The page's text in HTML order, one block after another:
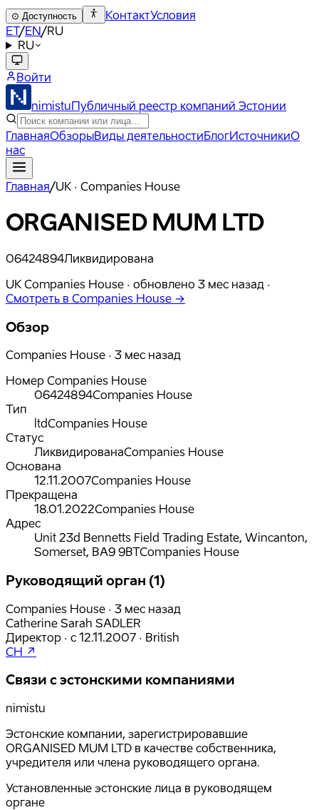
⊙ Доступность КонтактУсловия
ET/EN/RU
RU
Войти
nimistuПубличный реестр компаний Эстонии
ГлавнаяОбзорыВиды деятельностиБлогИсточникиО
нас
Главная/UK · Companies House
ORGANISED MUM LTD
06424894Ликвидирована
UK Companies House · обновлено 3 мес назад ·
Смотреть в Companies House →
Обзор
Companies House · 3 мес назад
Номер Companies House
06424894Companies House
Тип
ltdCompanies House
Статус
ЛиквидированаCompanies House
Основана
12.11.2007Companies House
Прекращена
18.01.2022Companies House
Адрес
Unit 23d Bennetts Field Trading Estate, Wincanton,
Somerset, BA9 9BTCompanies House
Руководящий орган (1)
Companies House · 3 мес назад
Catherine Sarah SADLER
Директор · с 12.11.2007 · British
CH ↗
Связи с эстонскими компаниями
nimistu
Эстонские компании, зарегистрировавшие
ORGANISED MUM LTD в качестве собственника,
учредителя или члена руководящего органа.
Установленные эстонские лица в руководящем
органе